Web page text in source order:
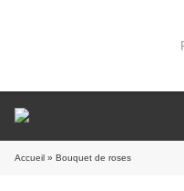
Accueil » Bouquet de roses